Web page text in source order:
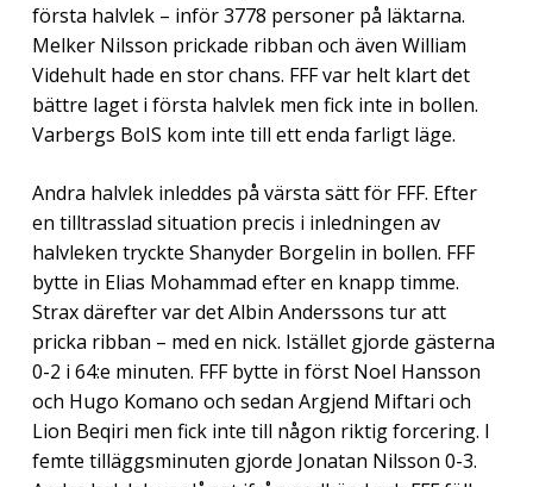
första halvlek – inför 3778 personer på läktarna.
Melker Nilsson prickade ribban och även William
Videhult hade en stor chans. FFF var helt klart det
bättre laget i första halvlek men fick inte in bollen.
Varbergs BoIS kom inte till ett enda farligt läge.
Andra halvlek inleddes på värsta sätt för FFF. Efter
en tilltrasslad situation precis i inledningen av
halvleken tryckte Shanyder Borgelin in bollen. FFF
bytte in Elias Mohammad efter en knapp timme.
Strax därefter var det Albin Anderssons tur att
pricka ribban – med en nick. Istället gjorde gästerna
0-2 i 64:e minuten. FFF bytte in först Noel Hansson
och Hugo Komano och sedan Argjend Miftari och
Lion Beqiri men fick inte till någon riktig forcering. I
femte tilläggsminuten gjorde Jonatan Nilsson 0-3.